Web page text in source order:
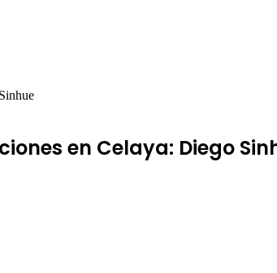
en Celaya: Diego